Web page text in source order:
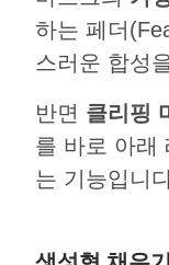
하는 페더
스러운 합성
반면 클리핑
를 바로 아래
는 기능입니